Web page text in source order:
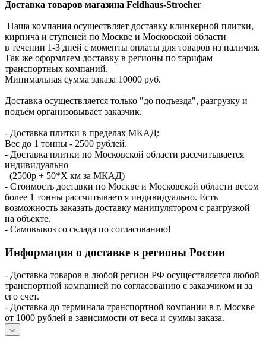
Доставка товаров магазина Feldhaus-Stroeher
Наша компания осуществляет доставку клинкерной плитки,
кирпича и ступеней по Москве и Московской области
в течении 1-3 дней с моменты оплаты для товаров из наличия.
Так же оформляем доставку в регионы по тарифам
транспортных компаний.
Минимальная сумма заказа 10000 руб.
Доставка осуществляется только "до подъезда", разгрузку и
подъём организовывает заказчик.
- Доставка плитки в пределах МКАД:
Вес до 1 тонны - 2500 рублей.
- Доставка плитки по Московской области рассчитывается
индивидуально
(2500р + 50*X км за МКАД)
- Стоимость доставки по Москве и Московской области весом
более 1 тонны рассчитывается индивидуально. Есть
возможность заказать доставку манипулятором с разгрузкой
на объекте.
- Самовывоз со склада по согласованию!
Информация о доставке в регионы России
- Доставка товаров в любой регион РФ осуществляется любой
транспортной компанией по согласованию с заказчиком и за
его счет.
- Доставка до терминала транспортной компании в г. Москве
от 1000 рублей в зависимости от веса и суммы заказа.